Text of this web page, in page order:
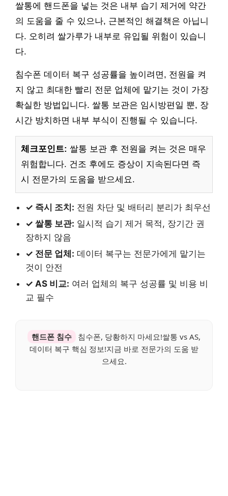
쌀통에 핸드폰을 넣는 것은 내부 습기 제거에 약간
의 도움을 줄 수 있으나, 근본적인 해결책은 아닙니
다. 오히려 쌀가루가 내부로 유입될 위험이 있습니
다.
침수폰 데이터 복구 성공률을 높이려면, 전원을 켜
지 않고 최대한 빨리 전문 업체에 맡기는 것이 가장
확실한 방법입니다. 쌀통 보관은 임시방편일 뿐, 장
시간 방치하면 내부 부식이 진행될 수 있습니다.
체크포인트: 쌀통 보관 후 전원을 켜는 것은 매우
위험합니다. 건조 후에도 증상이 지속된다면 즉
시 전문가의 도움을 받으세요.
✓ 즉시 조치: 전원 차단 및 배터리 분리가 최우선
✓ 쌀통 보관: 일시적 습기 제거 목적, 장기간 권
장하지 않음
✓ 전문 업체: 데이터 복구는 전문가에게 맡기는
것이 안전
✓ AS 비교: 여러 업체의 복구 성공률 및 비용 비
교 필수
핸드폰 침수
침수폰, 당황하지 마세요!쌀통 vs AS,
데이터 복구 핵심 정보!지금 바로 전문가의 도움 받
으세요.